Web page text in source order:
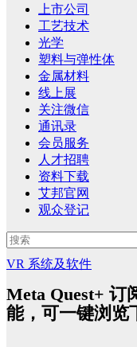
上市公司
工艺技术
光学
塑料与弹性体
金属材料
线上展
关注微信
通讯录
会员服务
人才招聘
资料下载
艾邦官网
观众登记
VR 系统及软件
Meta Quest+ 订
能，可一键浏览